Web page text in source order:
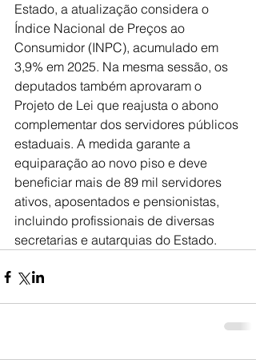
Estado, a atualização considera o
Índice Nacional de Preços ao
Consumidor (INPC), acumulado em
3,9% em 2025. Na mesma sessão, os
deputados também aprovaram o
Projeto de Lei que reajusta o abono
complementar dos servidores públicos
estaduais. A medida garante a
equiparação ao novo piso e deve
beneficiar mais de 89 mil servidores
ativos, aposentados e pensionistas,
incluindo profissionais de diversas
secretarias e autarquias do Estado.